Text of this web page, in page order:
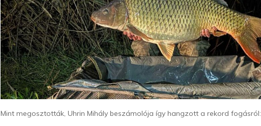
Mint megosztották, Uhrin Mihály beszámolója így hangzott a rekord fogásról: